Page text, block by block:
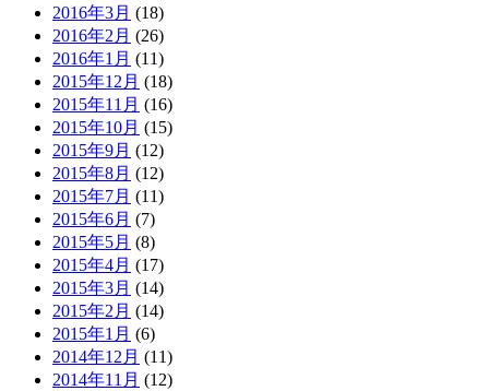
2016年3月 (18)
2016年2月 (26)
2016年1月 (11)
2015年12月 (18)
2015年11月 (16)
2015年10月 (15)
2015年9月 (12)
2015年8月 (12)
2015年7月 (11)
2015年6月 (7)
2015年5月 (8)
2015年4月 (17)
2015年3月 (14)
2015年2月 (14)
2015年1月 (6)
2014年12月 (11)
2014年11月 (12)